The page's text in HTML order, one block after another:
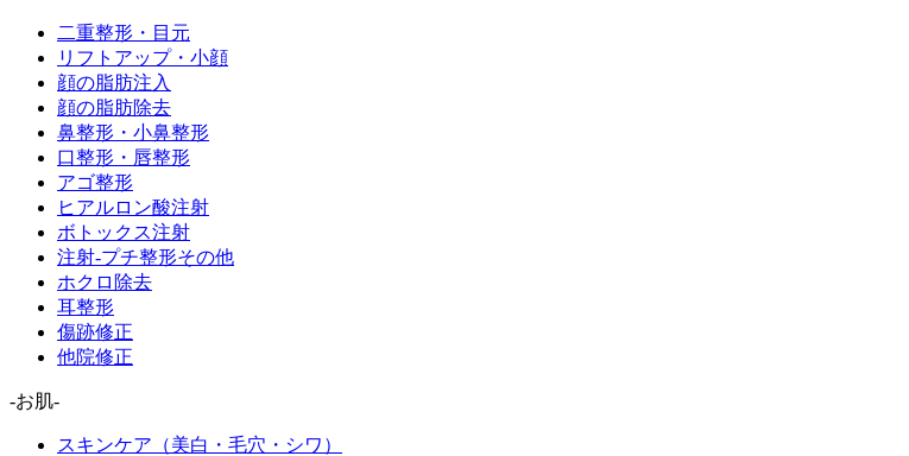
二重整形・目元
リフトアップ・小顔
顔の脂肪注入
顔の脂肪除去
鼻整形・小鼻整形
口整形・唇整形
アゴ整形
ヒアルロン酸注射
ボトックス注射
注射-プチ整形その他
ホクロ除去
耳整形
傷跡修正
他院修正
-お肌-
スキンケア（美白・毛穴・シワ）